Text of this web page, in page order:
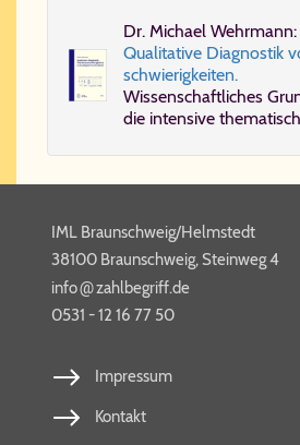
Dr. Mi­cha­el Wehr­mann:
Qua­li­ta­ti­ve Dia­gno­stik
schwie­rig­kei­ten.
Wis­sen­schaft­li­ches
die in­ten­si­ve
IML Braunschweig/Helmstedt
38100 Braunschweig, Steinweg 4
info​@zahl​be​griff​.de
0531 - 12 16 77 50
Impressum
Kontakt